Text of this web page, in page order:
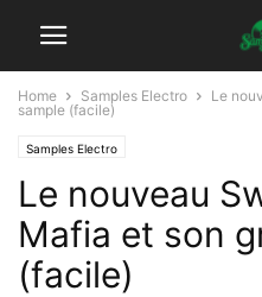
Home Samples Electro
Le
sample (facile)
Samples Electro
Le nouveau
Mafia et son
(facile)